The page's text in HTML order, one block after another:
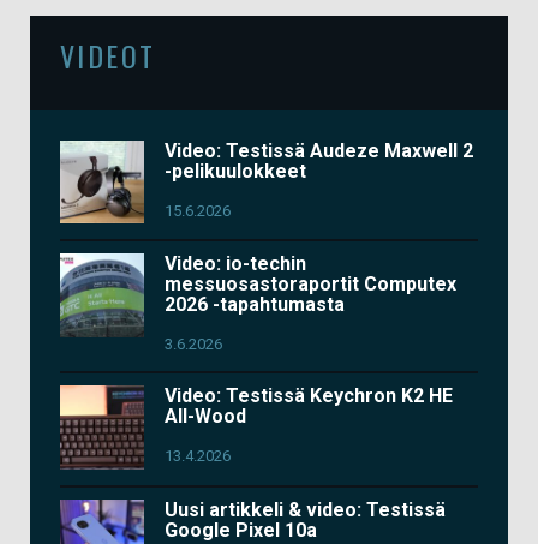
VIDEOT
Video: Testissä Audeze Maxwell 2
-pelikuulokkeet
15.6.2026
Video: io-techin
messuosastoraportit Computex
2026 -tapahtumasta
3.6.2026
Video: Testissä Keychron K2 HE
All-Wood
13.4.2026
Uusi artikkeli & video: Testissä
Google Pixel 10a